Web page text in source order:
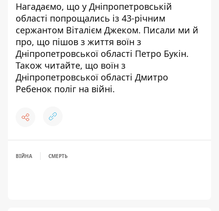
Нагадаємо, що у Дніпропетровській
області попрощались із 43-річним
сержантом Віталієм Джеком. Писали ми й
про, що пішов з життя воїн з
Дніпропетровської області Петро Букін.
Також читайте, що воїн з
Дніпропетровської області Дмитро
Ребенок поліг на війні.
ВІЙНА СМЕРТЬ